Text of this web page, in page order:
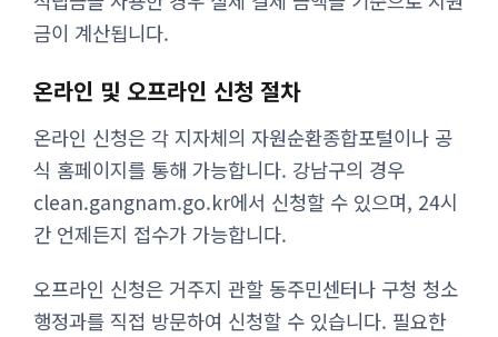
금이 계산됩니다.
온라인 및 오프라인 신청 절차
온라인 신청은 각 지자체의 자원순환종합포털이나 공
식 홈페이지를 통해 가능합니다. 강남구의 경우
clean.gangnam.go.kr에서 신청할 수 있으며, 24시
간 언제든지 접수가 가능합니다.
오프라인 신청은 거주지 관할 동주민센터나 구청 청소
행정과를 직접 방문하여 신청할 수 있습니다. 필요한